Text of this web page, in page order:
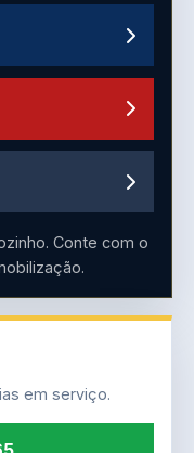
Conte com o
em serviço.